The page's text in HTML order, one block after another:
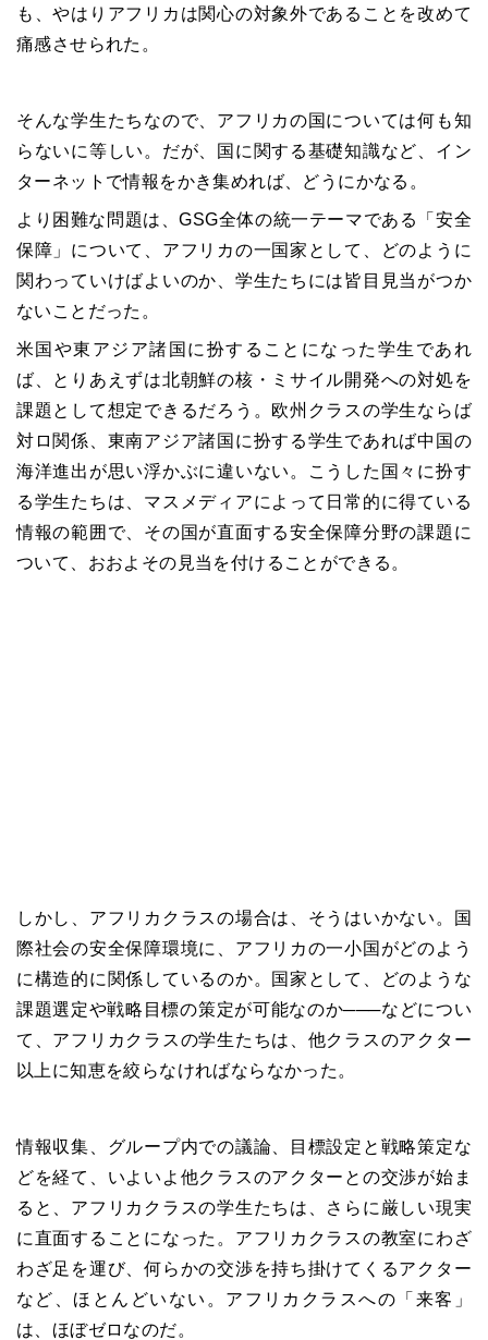
も、やはりアフリカは関心の対象外であることを改めて
痛感させられた。
そんな学生たちなので、アフリカの国については何も知
らないに等しい。だが、国に関する基礎知識など、イン
ターネットで情報をかき集めれば、どうにかなる。
より困難な問題は、GSG全体の統一テーマである「安全
保障」について、アフリカの一国家として、どのように
関わっていけばよいのか、学生たちには皆目見当がつか
ないことだった。
米国や東アジア諸国に扮することになった学生であれ
ば、とりあえずは北朝鮮の核・ミサイル開発への対処を
課題として想定できるだろう。欧州クラスの学生ならば
対ロ関係、東南アジア諸国に扮する学生であれば中国の
海洋進出が思い浮かぶに違いない。こうした国々に扮す
る学生たちは、マスメディアによって日常的に得ている
情報の範囲で、その国が直面する安全保障分野の課題に
ついて、おおよその見当を付けることができる。
しかし、アフリカクラスの場合は、そうはいかない。国
際社会の安全保障環境に、アフリカの一小国がどのよう
に構造的に関係しているのか。国家として、どのような
課題選定や戦略目標の策定が可能なのか───などについ
て、アフリカクラスの学生たちは、他クラスのアクター
以上に知恵を絞らなければならなかった。
情報収集、グループ内での議論、目標設定と戦略策定な
どを経て、いよいよ他クラスのアクターとの交渉が始ま
ると、アフリカクラスの学生たちは、さらに厳しい現実
に直面することになった。アフリカクラスの教室にわざ
わざ足を運び、何らかの交渉を持ち掛けてくるアクター
など、ほとんどいない。アフリカクラスへの「来客」
は、ほぼゼロなのだ。